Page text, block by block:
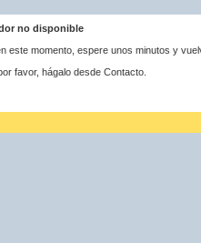
no disponible
este momento, espere unos minutos y
favor, hágalo desde Contacto.